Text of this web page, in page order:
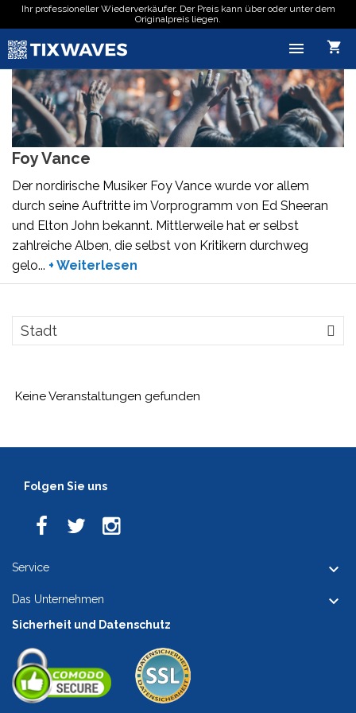
Ihr professioneller Wiederverkäufer. Der Preis kann über oder unter dem
Originalpreis liegen.
shopping_cart

Foy Vance
Der nordirische Musiker Foy Vance wurde vor allem
durch seine Auftritte im Vorprogramm von Ed Sheeran
und Elton John bekannt. Mittlerweile hat er selbst
zahlreiche Alben, die selbst von Kritikern durchweg
gelo... + Weiterlesen
Stadt
Keine Veranstaltungen gefunden
Folgen Sie uns
Service 
Das Unternehmen 
Sicherheit und Datenschutz